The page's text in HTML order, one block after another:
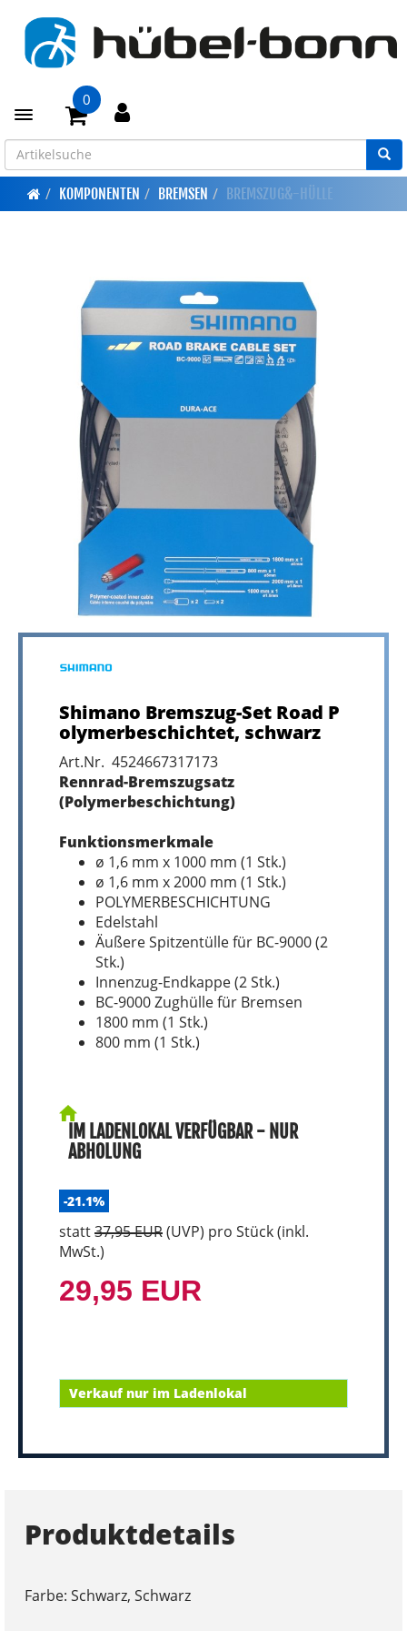
Toggle navigation
0
KOMPONENTEN BREMSEN BREMSZUG&-HÜLLE
Shimano Bremszug-Set Road P
olymerbeschichtet, schwarz
Art.Nr. 4524667317173
Rennrad-Bremszugsatz
(Polymerbeschichtung)
Funktionsmerkmale
ø 1,6 mm x 1000 mm (1 Stk.)
ø 1,6 mm x 2000 mm (1 Stk.)
POLYMERBESCHICHTUNG
Edelstahl
Äußere Spitzentülle für BC-9000 (2
Stk.)
Innenzug-Endkappe (2 Stk.)
BC-9000 Zughülle für Bremsen
1800 mm (1 Stk.)
800 mm (1 Stk.)
IM LADENLOKAL VERFÜGBAR - NUR
ABHOLUNG
-21.1%
statt37,95 EUR(UVP) pro Stück (inkl.
MwSt.)
29,95 EUR
Verkauf nur im Ladenlokal
Produktdetails
Farbe: Schwarz, Schwarz